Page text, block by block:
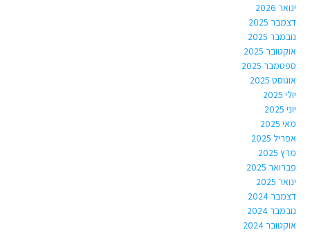
ינואר 2026
דצמבר 2025
נובמבר 2025
אוקטובר 2025
ספטמבר 2025
אוגוסט 2025
יולי 2025
יוני 2025
מאי 2025
אפריל 2025
מרץ 2025
פברואר 2025
ינואר 2025
דצמבר 2024
נובמבר 2024
אוקטובר 2024